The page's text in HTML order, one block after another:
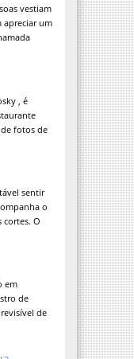
vestiam
apreciar um
, é
fotos de
sentir
o
cortes. O
em
de
de